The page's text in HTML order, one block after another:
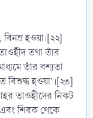
হওয়া।[২২]
তথা তাঁর
তাঁর বশ্যতা
বিশুদ্ধ হওয়া’।[২৩]
তাওহীদের নিকট
শিরক থেকে